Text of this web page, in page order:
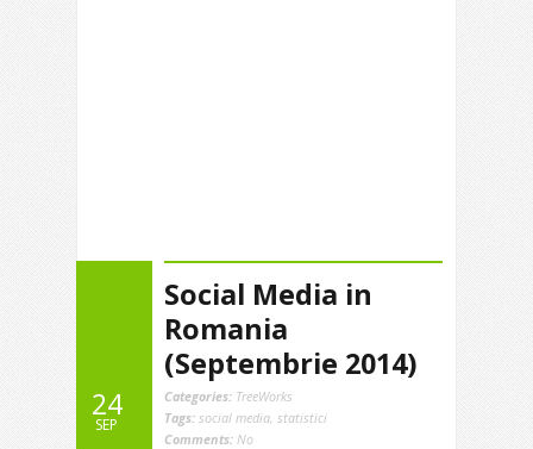
24
SEP
Social Media in
Romania
(Septembrie 2014)
Categories: TreeWorks
Tags: social media statistici
Comments: No